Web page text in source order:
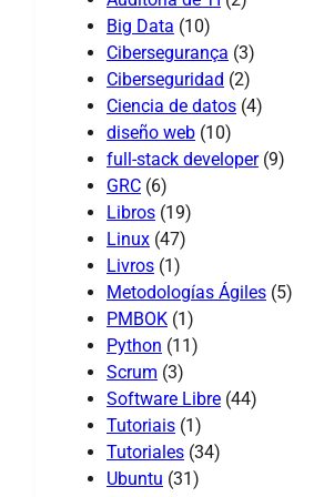
Big Data (10)
Cibersegurança (3)
Ciberseguridad (2)
Ciencia de datos (4)
diseño web (10)
full-stack developer(9)
GRC (6)
Libros (19)
Linux (47)
Livros (1)
Metodologías Ágiles (5)
PMBOK (1)
Python (11)
Scrum (3)
Software Libre (44)
Tutoriais (1)
Tutoriales (34)
Ubuntu (31)